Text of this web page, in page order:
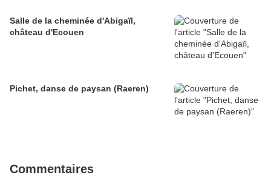
Salle de la cheminée d'Abigaïl,
château d'Ecouen
Pichet, danse de paysan (Raeren)
Commentaires